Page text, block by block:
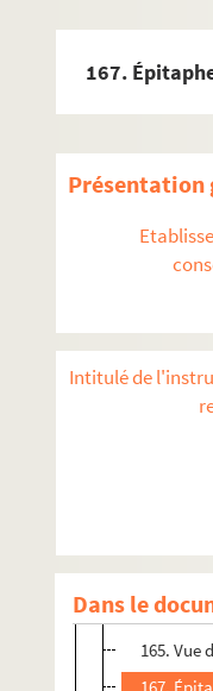
167.
Présentation
Intitulé de
Dans le
102. «
113. «
130.
132.
140.
144.
153.
162.
164.
165. Vue